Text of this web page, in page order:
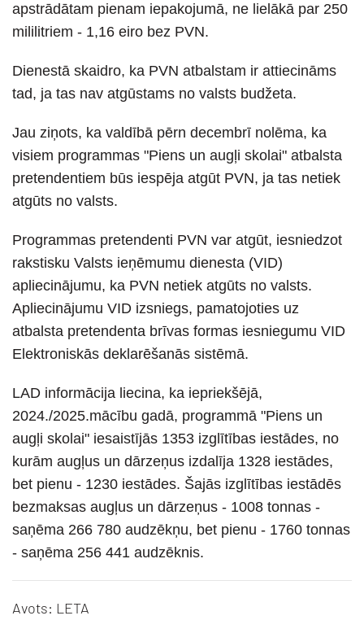
apstrādātam pienam iepakojumā, ne lielākā par 250
mililitriem - 1,16 eiro bez PVN.
Dienestā skaidro, ka PVN atbalstam ir attiecināms
tad, ja tas nav atgūstams no valsts budžeta.
Jau ziņots, ka valdībā pērn decembrī nolēma, ka
visiem programmas "Piens un augļi skolai" atbalsta
pretendentiem būs iespēja atgūt PVN, ja tas netiek
atgūts no valsts.
Programmas pretendenti PVN var atgūt, iesniedzot
rakstisku Valsts ieņēmumu dienesta (VID)
apliecinājumu, ka PVN netiek atgūts no valsts.
Apliecinājumu VID izsniegs, pamatojoties uz
atbalsta pretendenta brīvas formas iesniegumu VID
Elektroniskās deklarēšanās sistēmā.
LAD informācija liecina, ka iepriekšējā,
2024./2025.mācību gadā, programmā "Piens un
augļi skolai" iesaistījās 1353 izglītības iestādes, no
kurām augļus un dārzeņus izdalīja 1328 iestādes,
bet pienu - 1230 iestādes. Šajās izglītības iestādēs
bezmaksas augļus un dārzeņus - 1008 tonnas -
saņēma 266 780 audzēkņu, bet pienu - 1760 tonnas
- saņēma 256 441 audzēknis.
Avots: LETA